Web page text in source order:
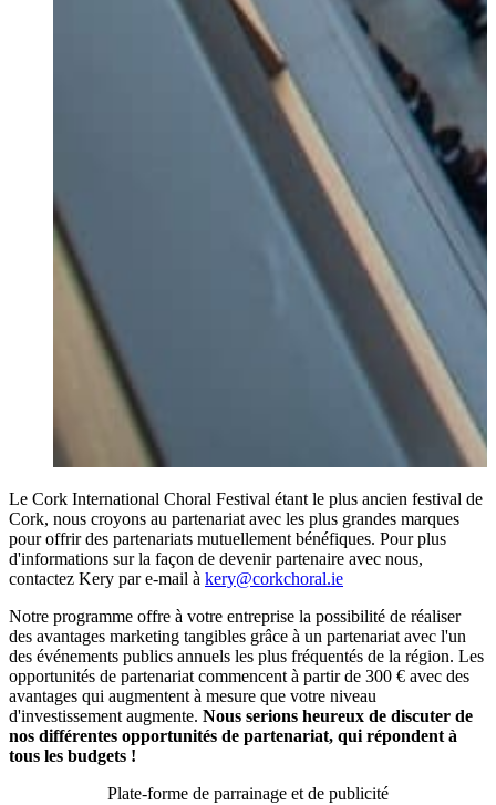
Le Cork International Choral Festival étant le plus ancien festival de
Cork, nous croyons au partenariat avec les plus grandes marques
pour offrir des partenariats mutuellement bénéfiques. Pour plus
d'informations sur la façon de devenir partenaire avec nous,
contactez Kery par e-mail à kery@corkchoral.ie
Notre programme offre à votre entreprise la possibilité de réaliser
des avantages marketing tangibles grâce à un partenariat avec l'un
des événements publics annuels les plus fréquentés de la région. Les
opportunités de partenariat commencent à partir de 300 € avec des
avantages qui augmentent à mesure que votre niveau
d'investissement augmente. Nous serions heureux de discuter de
nos différentes opportunités de partenariat, qui répondent à
tous les budgets !
Plate-forme de parrainage et de publicité